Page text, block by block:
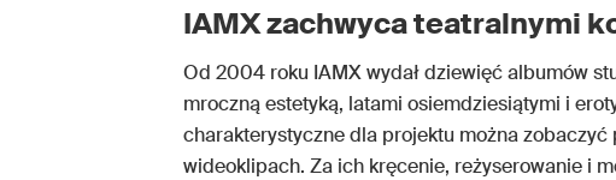
IAMX zachwyca teatralnymi
Od 2004 roku IAMX wydał dziewięć albumów
mroczną estetyką, latami osiemdziesiątymi i
charakterystyczne dla projektu można
wideoklipach. Za ich kręcenie, reżyserowanie i